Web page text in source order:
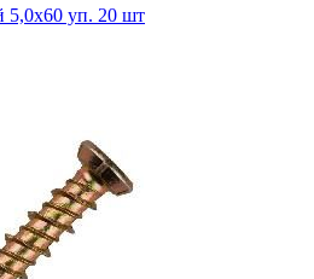
5,0х60 уп. 20 шт